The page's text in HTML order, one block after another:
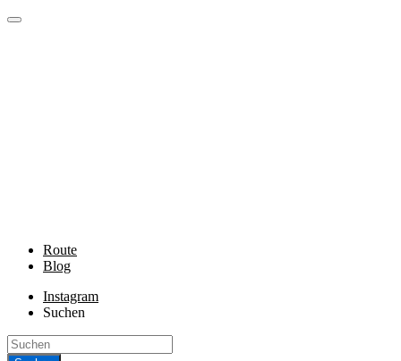
Route
Blog
Instagram
Suchen